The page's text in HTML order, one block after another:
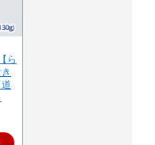
ら